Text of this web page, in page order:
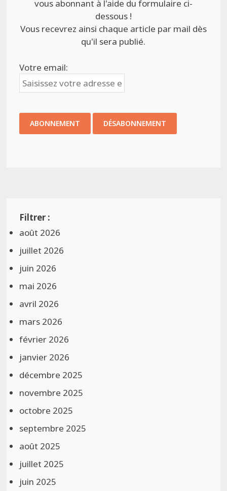
vous abonnant à l'aide du formulaire ci-
dessous !
Vous recevrez ainsi chaque article par mail dès
qu'il sera publié.
Votre email:
août 2026
juillet 2026
juin 2026
mai 2026
avril 2026
mars 2026
février 2026
janvier 2026
décembre 2025
novembre 2025
octobre 2025
septembre 2025
août 2025
juillet 2025
juin 2025